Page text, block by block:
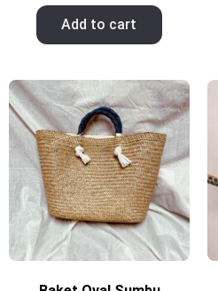
Add to cart